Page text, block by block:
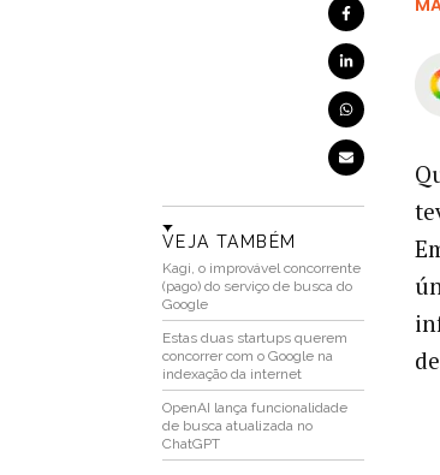
VEJA TAMBÉM
Kagi, o improvável concorrente
(pago) do serviço de busca do
Google
Estas duas startups querem
concorrer com o Google na
indexação da internet
OpenAI lança funcionalidade
de busca atualizada no
ChatGPT